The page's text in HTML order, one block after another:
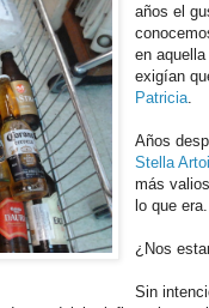
años el
en
exigían
Patricia
Años
Stella
más
lo que era.
¿Nos
Sin